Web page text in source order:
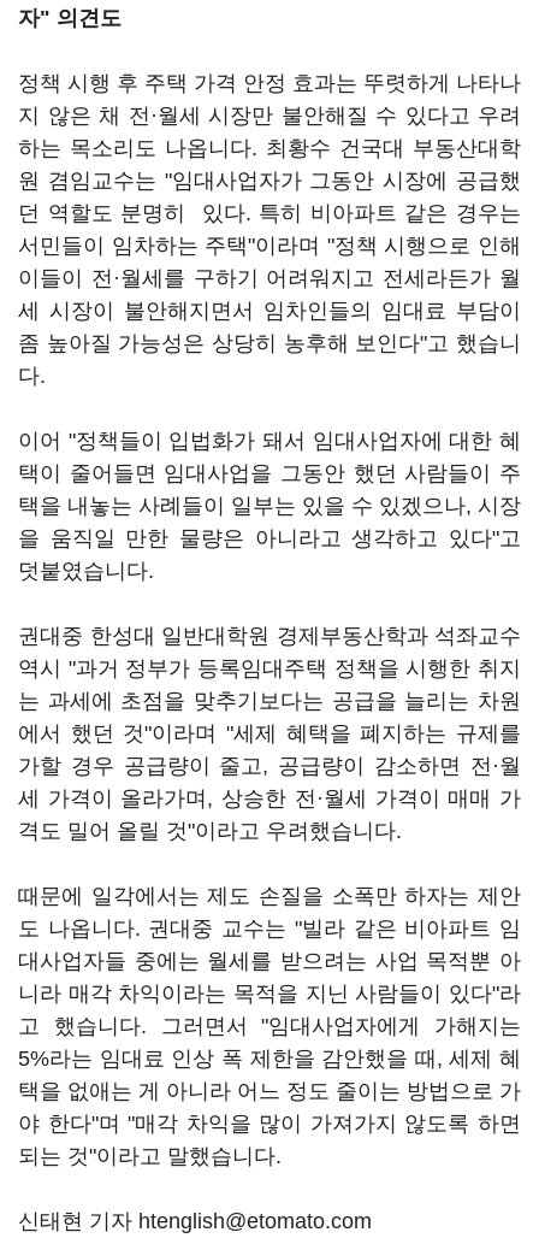
자" 의견도
정책 시행 후 주택 가격 안정 효과는 뚜렷하게 나타나
지 않은 채 전·월세 시장만 불안해질 수 있다고 우려
하는 목소리도 나옵니다. 최황수 건국대 부동산대학
원 겸임교수는 "임대사업자가 그동안 시장에 공급했
던 역할도 분명히 있다. 특히 비아파트 같은 경우는
서민들이 임차하는 주택"이라며 "정책 시행으로 인해
이들이 전·월세를 구하기 어려워지고 전세라든가 월
세 시장이 불안해지면서 임차인들의 임대료 부담이
좀 높아질 가능성은 상당히 농후해 보인다"고 했습니
다.
이어 "정책들이 입법화가 돼서 임대사업자에 대한 혜
택이 줄어들면 임대사업을 그동안 했던 사람들이 주
택을 내놓는 사례들이 일부는 있을 수 있겠으나, 시장
을 움직일 만한 물량은 아니라고 생각하고 있다"고
덧붙였습니다.
권대중 한성대 일반대학원 경제부동산학과 석좌교수
역시 "과거 정부가 등록임대주택 정책을 시행한 취지
는 과세에 초점을 맞추기보다는 공급을 늘리는 차원
에서 했던 것"이라며 "세제 혜택을 폐지하는 규제를
가할 경우 공급량이 줄고, 공급량이 감소하면 전·월
세 가격이 올라가며, 상승한 전·월세 가격이 매매 가
격도 밀어 올릴 것"이라고 우려했습니다.
때문에 일각에서는 제도 손질을 소폭만 하자는 제안
도 나옵니다. 권대중 교수는 "빌라 같은 비아파트 임
대사업자들 중에는 월세를 받으려는 사업 목적뿐 아
니라 매각 차익이라는 목적을 지닌 사람들이 있다"라
고 했습니다. 그러면서 "임대사업자에게 가해지는
5%라는 임대료 인상 폭 제한을 감안했을 때, 세제 혜
택을 없애는 게 아니라 어느 정도 줄이는 방법으로 가
야 한다"며 "매각 차익을 많이 가져가지 않도록 하면
되는 것"이라고 말했습니다.
신태현 기자 htenglish@etomato.com